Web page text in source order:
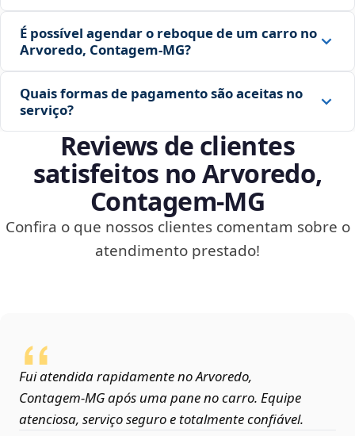
É possível agendar o reboque de um carro no
Arvoredo, Contagem‑MG?
Quais formas de pagamento são aceitas no
serviço?
Reviews de clientes
satisfeitos no Arvoredo,
Contagem‑MG
Confira o que nossos clientes comentam sobre o
atendimento prestado!
Fui atendida rapidamente no Arvoredo,
Contagem‑MG após uma pane no carro. Equipe
atenciosa, serviço seguro e totalmente confiável.